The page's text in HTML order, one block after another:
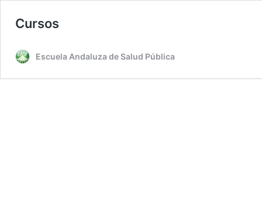
Cursos
Escuela Andaluza de Salud Pública